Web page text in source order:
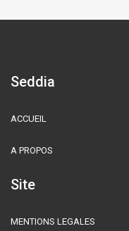
Seddia
ACCUEIL
A PROPOS
Site
MENTIONS LEGALES